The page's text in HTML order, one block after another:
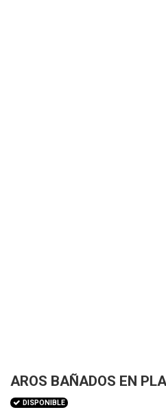
AROS BAÑADOS EN
DISPONIBLE